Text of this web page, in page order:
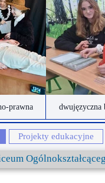
dwujęzyczna
prawna
Projekty edukacyjne